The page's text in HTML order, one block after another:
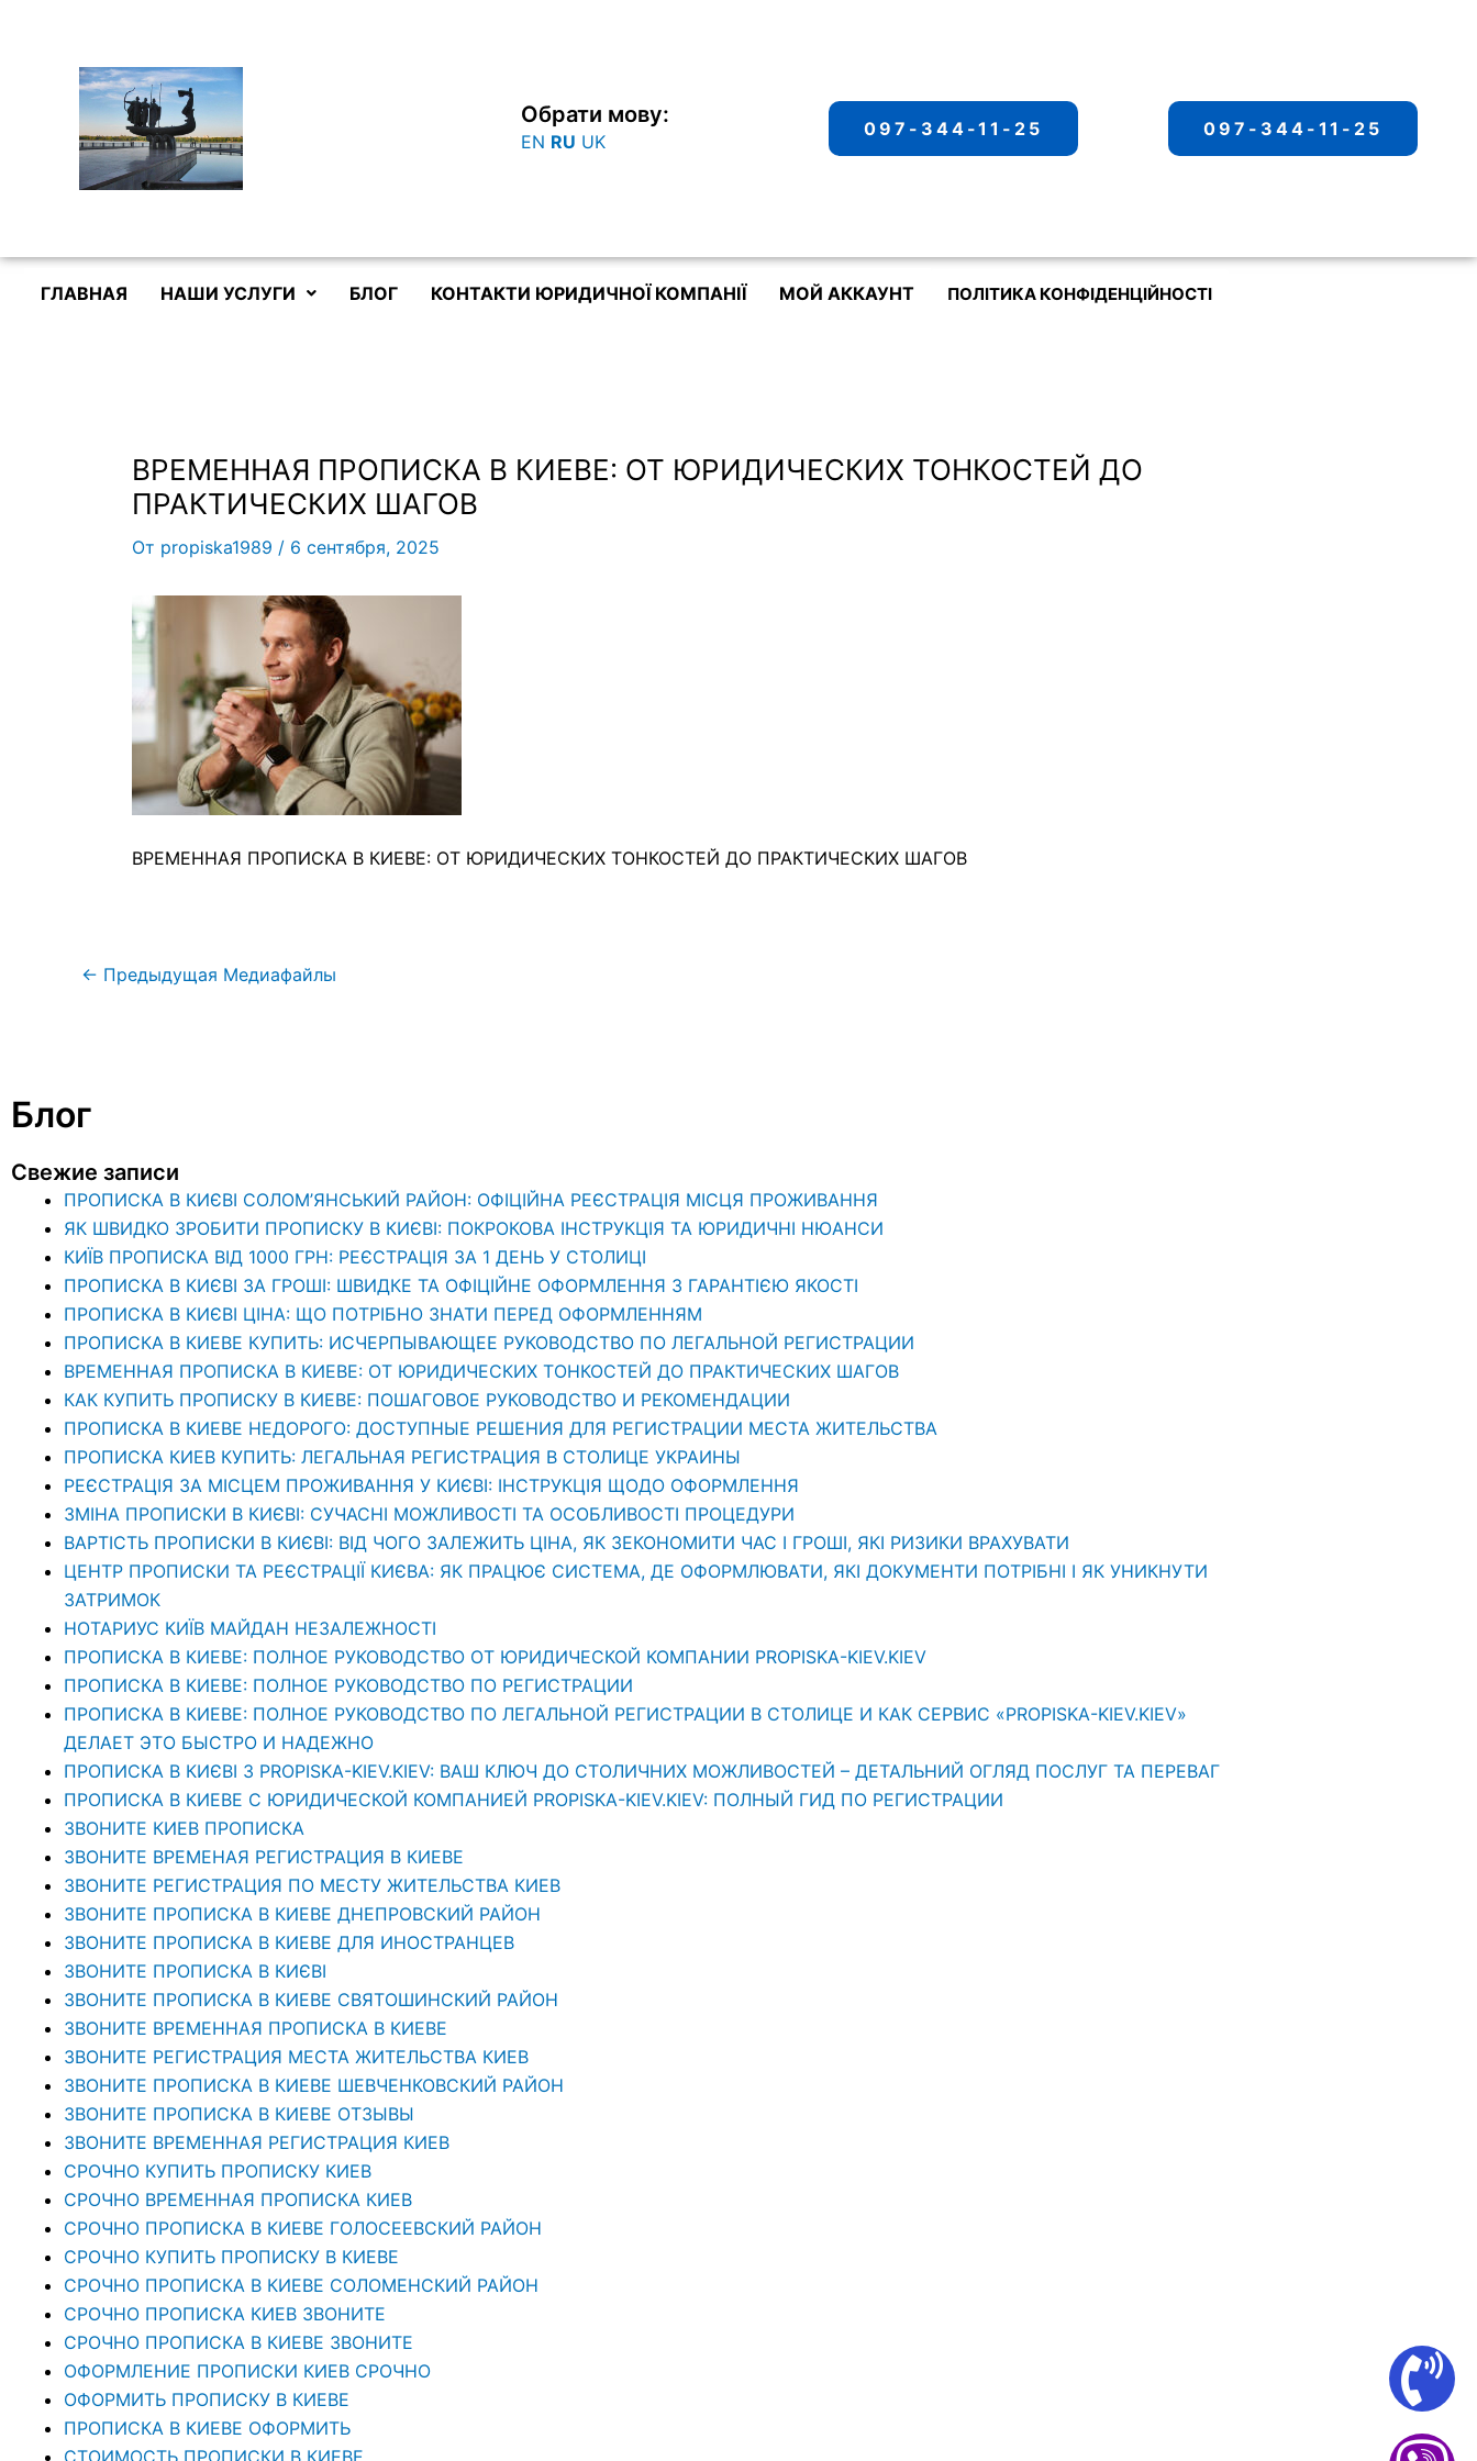
содержимому
Обрати мову:
EN RU UK
097-344-11-25 097-344-11-25
ГЛАВНАЯ НАШИ УСЛУГИ БЛОГ КОНТАКТИ ЮРИДИЧНОЇ КОМПАНІЇ МОЙ АККАУНТ ПОЛІТИКА КОНФІДЕНЦІЙНОСТІ
ВРЕМЕННАЯ ПРОПИСКА В КИЕВЕ: ОТ ЮРИДИЧЕСКИХ ТОНКОСТЕЙ ДО
ПРАКТИЧЕСКИХ ШАГОВ
От propiska1989 / 6 сентября, 2025
ВРЕМЕННАЯ ПРОПИСКА В КИЕВЕ: ОТ ЮРИДИЧЕСКИХ ТОНКОСТЕЙ ДО ПРАКТИЧЕСКИХ ШАГОВ
← Предыдущая Медиафайлы
Блог
Свежие записи
ПРОПИСКА В КИЄВІ СОЛОМ’ЯНСЬКИЙ РАЙОН: ОФІЦІЙНА РЕЄСТРАЦІЯ МІСЦЯ ПРОЖИВАННЯ
ЯК ШВИДКО ЗРОБИТИ ПРОПИСКУ В КИЄВІ: ПОКРОКОВА ІНСТРУКЦІЯ ТА ЮРИДИЧНІ НЮАНСИ
КИЇВ ПРОПИСКА ВІД 1000 ГРН: РЕЄСТРАЦІЯ ЗА 1 ДЕНЬ У СТОЛИЦІ
ПРОПИСКА В КИЄВІ ЗА ГРОШІ: ШВИДКЕ ТА ОФІЦІЙНЕ ОФОРМЛЕННЯ З ГАРАНТІЄЮ ЯКОСТІ
ПРОПИСКА В КИЄВІ ЦІНА: ЩО ПОТРІБНО ЗНАТИ ПЕРЕД ОФОРМЛЕННЯМ
ПРОПИСКА В КИЕВЕ КУПИТЬ: ИСЧЕРПЫВАЮЩЕЕ РУКОВОДСТВО ПО ЛЕГАЛЬНОЙ РЕГИСТРАЦИИ
ВРЕМЕННАЯ ПРОПИСКА В КИЕВЕ: ОТ ЮРИДИЧЕСКИХ ТОНКОСТЕЙ ДО ПРАКТИЧЕСКИХ ШАГОВ
КАК КУПИТЬ ПРОПИСКУ В КИЕВЕ: ПОШАГОВОЕ РУКОВОДСТВО И РЕКОМЕНДАЦИИ
ПРОПИСКА В КИЕВЕ НЕДОРОГО: ДОСТУПНЫЕ РЕШЕНИЯ ДЛЯ РЕГИСТРАЦИИ МЕСТА ЖИТЕЛЬСТВА
ПРОПИСКА КИЕВ КУПИТЬ: ЛЕГАЛЬНАЯ РЕГИСТРАЦИЯ В СТОЛИЦЕ УКРАИНЫ
РЕЄСТРАЦІЯ ЗА МІСЦЕМ ПРОЖИВАННЯ У КИЄВІ: ІНСТРУКЦІЯ ЩОДО ОФОРМЛЕННЯ
ЗМІНА ПРОПИСКИ В КИЄВІ: СУЧАСНІ МОЖЛИВОСТІ ТА ОСОБЛИВОСТІ ПРОЦЕДУРИ
ВАРТІСТЬ ПРОПИСКИ В КИЄВІ: ВІД ЧОГО ЗАЛЕЖИТЬ ЦІНА, ЯК ЗЕКОНОМИТИ ЧАС І ГРОШІ, ЯКІ РИЗИКИ ВРАХУВАТИ
ЦЕНТР ПРОПИСКИ ТА РЕЄСТРАЦІЇ КИЄВА: ЯК ПРАЦЮЄ СИСТЕМА, ДЕ ОФОРМЛЮВАТИ, ЯКІ ДОКУМЕНТИ ПОТРІБНІ І ЯК УНИКНУТИ
ЗАТРИМОК
НОТАРИУС КИЇВ МАЙДАН НЕЗАЛЕЖНОСТІ
ПРОПИСКА В КИЕВЕ: ПОЛНОЕ РУКОВОДСТВО ОТ ЮРИДИЧЕСКОЙ КОМПАНИИ PROPISKA-KIEV.KIEV
ПРОПИСКА В КИЕВЕ: ПОЛНОЕ РУКОВОДСТВО ПО РЕГИСТРАЦИИ
ПРОПИСКА В КИЕВЕ: ПОЛНОЕ РУКОВОДСТВО ПО ЛЕГАЛЬНОЙ РЕГИСТРАЦИИ В СТОЛИЦЕ И КАК СЕРВИС «PROPISKA-KIEV.KIEV»
ДЕЛАЕТ ЭТО БЫСТРО И НАДЕЖНО
ПРОПИСКА В КИЄВІ З PROPISKA-KIEV.KIEV: ВАШ КЛЮЧ ДО СТОЛИЧНИХ МОЖЛИВОСТЕЙ – ДЕТАЛЬНИЙ ОГЛЯД ПОСЛУГ ТА ПЕРЕВАГ
ПРОПИСКА В КИЕВЕ С ЮРИДИЧЕСКОЙ КОМПАНИЕЙ PROPISKA-KIEV.KIEV: ПОЛНЫЙ ГИД ПО РЕГИСТРАЦИИ
ЗВОНИТЕ КИЕВ ПРОПИСКА
ЗВОНИТЕ ВРЕМЕНАЯ РЕГИСТРАЦИЯ В КИЕВЕ
ЗВОНИТЕ РЕГИСТРАЦИЯ ПО МЕСТУ ЖИТЕЛЬСТВА КИЕВ
ЗВОНИТЕ ПРОПИСКА В КИЕВЕ ДНЕПРОВСКИЙ РАЙОН
ЗВОНИТЕ ПРОПИСКА В КИЕВЕ ДЛЯ ИНОСТРАНЦЕВ
ЗВОНИТЕ ПРОПИСКА В КИЄВІ
ЗВОНИТЕ ПРОПИСКА В КИЕВЕ СВЯТОШИНСКИЙ РАЙОН
ЗВОНИТЕ ВРЕМЕННАЯ ПРОПИСКА В КИЕВЕ
ЗВОНИТЕ РЕГИСТРАЦИЯ МЕСТА ЖИТЕЛЬСТВА КИЕВ
ЗВОНИТЕ ПРОПИСКА В КИЕВЕ ШЕВЧЕНКОВСКИЙ РАЙОН
ЗВОНИТЕ ПРОПИСКА В КИЕВЕ ОТЗЫВЫ
ЗВОНИТЕ ВРЕМЕННАЯ РЕГИСТРАЦИЯ КИЕВ
СРОЧНО КУПИТЬ ПРОПИСКУ КИЕВ
СРОЧНО ВРЕМЕННАЯ ПРОПИСКА КИЕВ
СРОЧНО ПРОПИСКА В КИЕВЕ ГОЛОСЕЕВСКИЙ РАЙОН
СРОЧНО КУПИТЬ ПРОПИСКУ В КИЕВЕ
CРОЧНО ПРОПИСКА В КИЕВЕ СОЛОМЕНСКИЙ РАЙОН
СРОЧНО ПРОПИСКА КИЕВ ЗВОНИТЕ
СРОЧНО ПРОПИСКА В КИЕВЕ ЗВОНИТЕ
ОФОРМЛЕНИЕ ПРОПИСКИ КИЕВ СРОЧНО
ОФОРМИТЬ ПРОПИСКУ В КИЕВЕ
ПРОПИСКА В КИЕВЕ ОФОРМИТЬ
СТОИМОСТЬ ПРОПИСКИ В КИЕВЕ